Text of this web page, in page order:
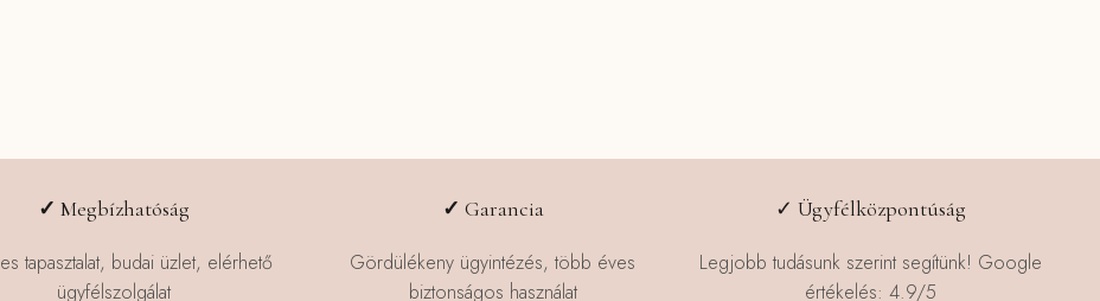
✓Megbízhatóság
tapasztalat, budai üzlet, elérhető
ügyfélszolgálat
✓ Garancia
Gördülékeny ügyintézés, több éves
biztonságos használat
✓ Ügyfélközpontúság
Legjobb tudásunk szerint segítünk! Google
értékelés: 4.9/5